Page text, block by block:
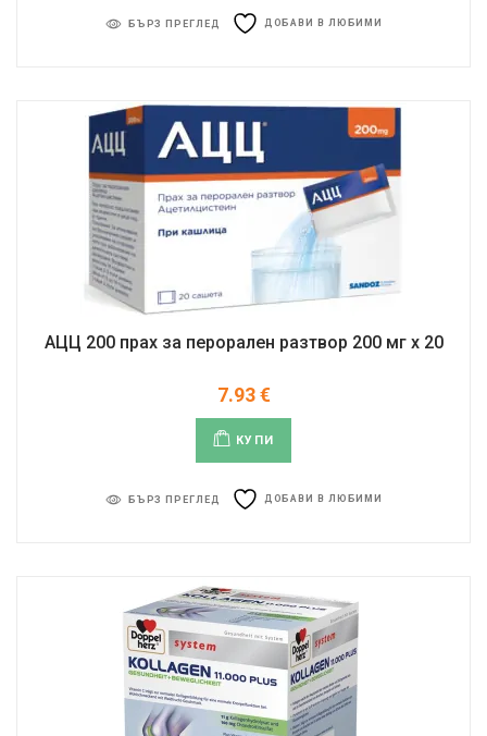
БЪРЗ ПРЕГЛЕД ДОБАВИ В ЛЮБИМИ
АЦЦ 200 прах за перорален разтвор 200 мг x 20
7.93€
КУПИ
БЪРЗ ПРЕГЛЕД ДОБАВИ В ЛЮБИМИ